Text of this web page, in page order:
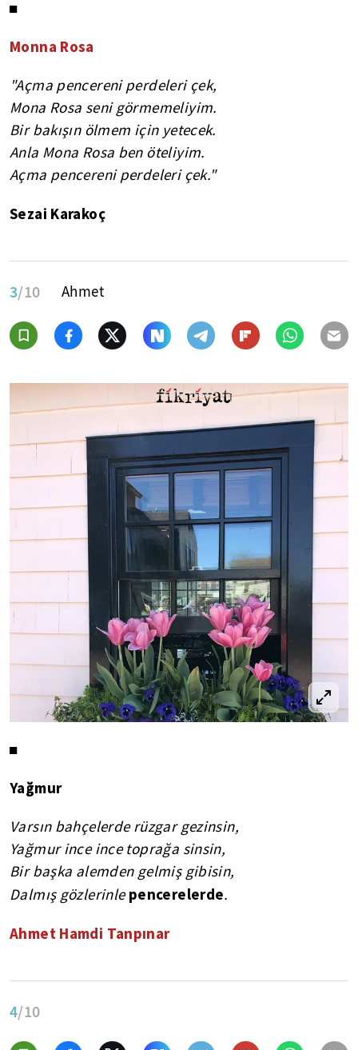
◼
Monna Rosa
"Açma pencereni perdeleri çek,
Mona Rosa seni görmemeliyim.
Bir bakışın ölmem için yetecek.
Anla Mona Rosa ben öteliyim.
Açma pencereni perdeleri çek."
Sezai Karakoç
3/10 Ahmet
◼
Yağmur
Varsın bahçelerde rüzgar gezinsin,
Yağmur ince ince toprağa sinsin,
Bir başka alemden gelmiş gibisin,
Dalmış gözlerinlepencerelerde.
Ahmet Hamdi Tanpınar
4/10